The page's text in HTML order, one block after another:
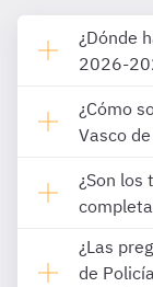
¿Dónde
2026-
¿Cómo
Vasco
¿Son los
¿Las
de